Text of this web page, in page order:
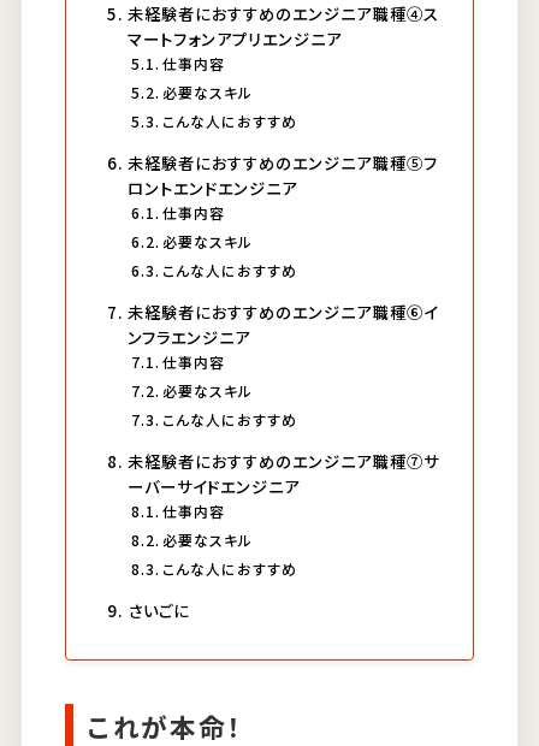
未経験者におすすめのエンジニア職種④ス
マートフォンアプリエンジニア
仕事内容
必要なスキル
こんな人におすすめ
未経験者におすすめのエンジニア職種⑤フ
ロントエンドエンジニア
仕事内容
必要なスキル
こんな人におすすめ
未経験者におすすめのエンジニア職種⑥イ
ンフラエンジニア
仕事内容
必要なスキル
こんな人におすすめ
未経験者におすすめのエンジニア職種⑦サ
ーバーサイドエンジニア
仕事内容
必要なスキル
こんな人におすすめ
さいごに
これが本命！